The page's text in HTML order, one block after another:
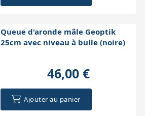
Queue d'aronde mâle Geoptik
25cm avec niveau à bulle (noire)
46,00 €
Ajouter au panier